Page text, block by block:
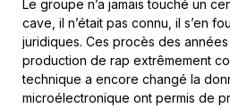
Le groupe n’a jamais touché un
cave, il n’était pas connu, il s’en
juridiques. Ces procès des
production de rap extrêmement
technique a encore changé la
microélectronique ont permis de